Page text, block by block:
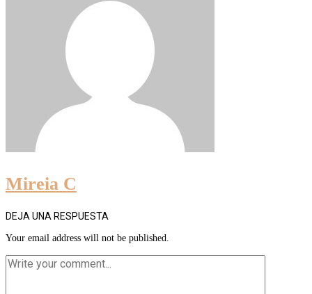
Mireia C
DEJA UNA RESPUESTA
Your email address will not be published.